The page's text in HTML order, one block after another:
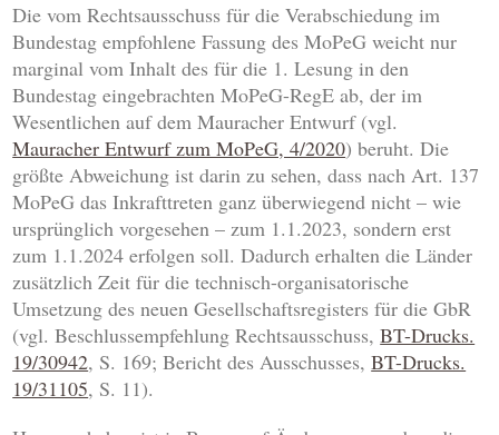
Die vom Rechtsausschuss für die Verabschiedung im
Bundestag empfohlene Fassung des MoPeG weicht nur
marginal vom Inhalt des für die 1. Lesung in den
Bundestag eingebrachten MoPeG-RegE ab, der im
Wesentlichen auf dem Mauracher Entwurf (vgl.
Mauracher Entwurf zum MoPeG, 4/2020) beruht. Die
größte Abweichung ist darin zu sehen, dass nach Art. 137
MoPeG das Inkrafttreten ganz überwiegend nicht – wie
ursprünglich vorgesehen – zum 1.1.2023, sondern erst
zum 1.1.2024 erfolgen soll. Dadurch erhalten die Länder
zusätzlich Zeit für die technisch-organisatorische
Umsetzung des neuen Gesellschaftsregisters für die GbR
(vgl. Beschlussempfehlung Rechtsausschuss,BT-Drucks.
19/30942, S. 169; Bericht des Ausschusses,BT-Drucks.
19/31105, S. 11).